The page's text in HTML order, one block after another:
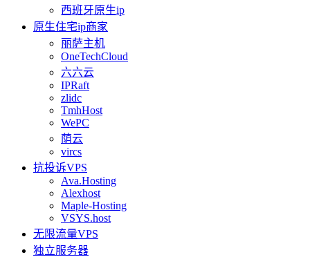
西班牙原生ip
原生住宅ip商家
丽萨主机
OneTechCloud
六六云
IPRaft
zlidc
TmhHost
WePC
荫云
vircs
抗投诉VPS
Ava.Hosting
Alexhost
Maple-Hosting
VSYS.host
无限流量VPS
独立服务器